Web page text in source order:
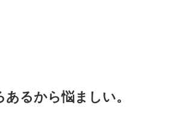
るから悩ましい。